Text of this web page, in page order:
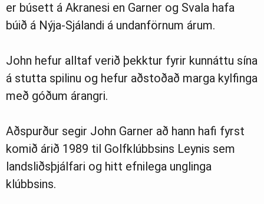
er búsett á Akranesi en Garner og Svala hafa
búið á Nýja-Sjálandi á undanförnum árum.
John hefur alltaf verið þekktur fyrir kunnáttu sína
á stutta spilinu og hefur aðstoðað marga kylfinga
með góðum árangri.
Aðspurður segir John Garner að hann hafi fyrst
komið árið 1989 til Golfklúbbsins Leynis sem
landsliðsþjálfari og hitt efnilega unglinga
klúbbsins.